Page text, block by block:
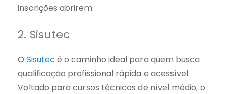
inscrições abrirem.
2. Sisutec
O Sisutec é o caminho ideal para quem busca
qualificação profissional rápida e acessível.
Voltado para cursos técnicos de nível médio, o